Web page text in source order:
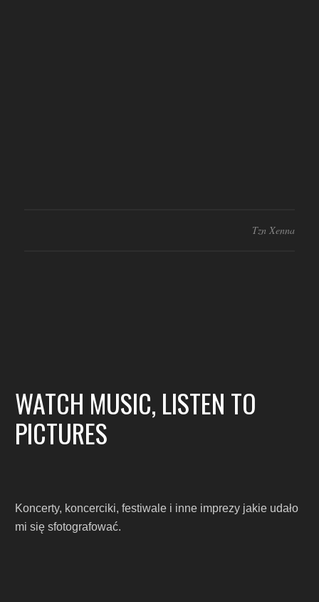
Tzn Xenna
WATCH MUSIC, LISTEN TO
PICTURES
Koncerty, koncerciki, festiwale i inne imprezy jakie udało
mi się sfotografować.